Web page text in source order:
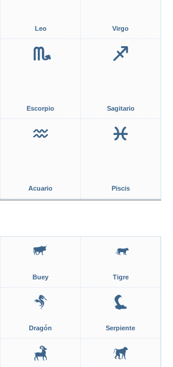
Leo Virgo
Escorpio Sagitario
Acuario Piscis
Buey Tigre
Dragón Serpiente